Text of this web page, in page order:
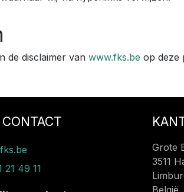
de disclaimer van www.fks.be op deze
Grote
3511
België
21 49 11